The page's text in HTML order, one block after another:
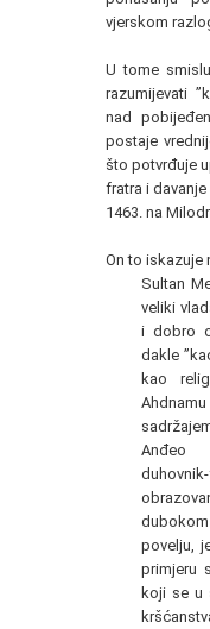
vjerskom
U tome
razumijevati
nad
postaje
što potvrđuje
fratra i
1463. na
On to iskazuje
Sultan
veliki
i dobro
dakle
kao
Anđeo
povelju,
primjeru
koji se u